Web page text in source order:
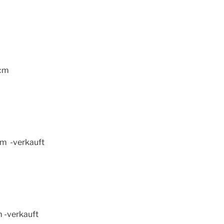
-verkauft
-verkauft